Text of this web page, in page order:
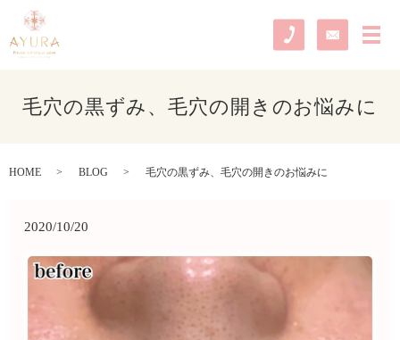
メ
毛穴の黒ずみ、毛穴の開きのお悩みに
HOME BLOG 毛穴の黒ずみ、毛穴の開きのお悩みに
2020/10/20